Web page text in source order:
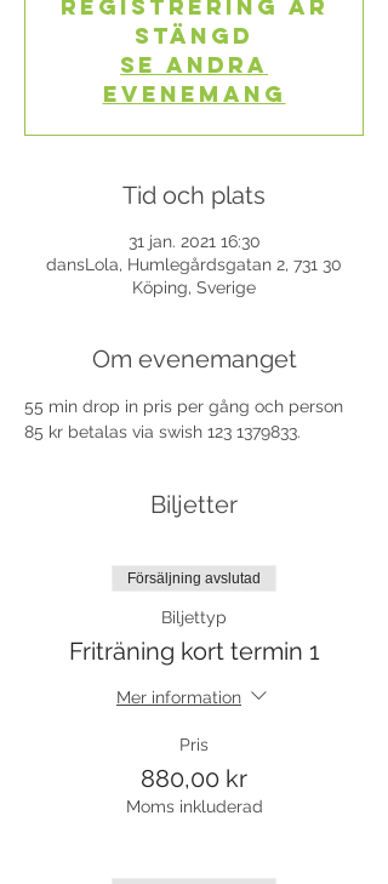
Registrering är
stängd
Se andra
evenemang
Tid och plats
31 jan. 2021 16:30
dansLola, Humlegårdsgatan 2, 731 30
Köping, Sverige
Om evenemanget
55 min drop in pris per gång och person
85 kr betalas via swish 123 1379833.
Biljetter
Försäljning avslutad
Biljettyp
Friträning kort termin 1
Mer information
Pris
880,00 kr
Moms inkluderad